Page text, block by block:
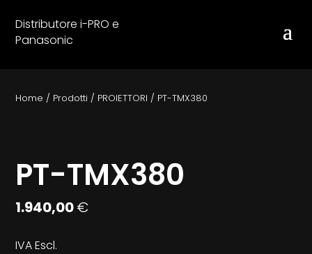
Distributore i-PRO e
Panasonic
Home / Prodotti / PROIETTORI / PT-TMX380
PT-TMX380
1.940,00€
IVA Escl.